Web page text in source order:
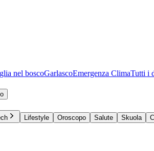
nel boscoGarlascoEmergenza ClimaTutti i
Lifestyle Oroscopo Salute Skuola